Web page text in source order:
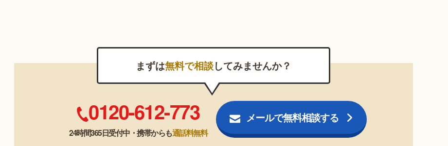
まずは無料で相談してみませんか？
0120-612-773
24時間365日受付中・携帯からも通話料無料
メールで無料相談する